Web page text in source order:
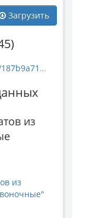
Загрузить
download/invertebrate_9897.jpg
из
из